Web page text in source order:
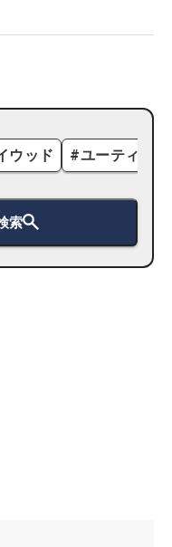
ウッド #ユーティリ
索